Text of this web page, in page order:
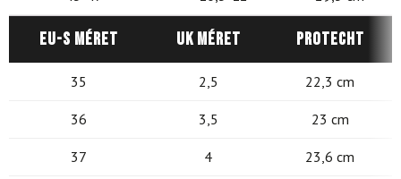
EU-s méret UK méret Protecht
35 2,5 22,3 cm
36 3,5 23 cm
37 4 23,6 cm